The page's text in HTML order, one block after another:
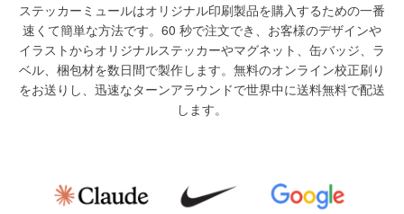
ステッカーミュールはオリジナル印刷製品を購入するための一番
速くて簡単な方法です。60 秒で注文でき、お客様のデザインや
イラストからオリジナルステッカーやマグネット、缶バッジ、ラ
ベル、梱包材を数日間で製作します。無料のオンライン校正刷り
をお送りし、迅速なターンアラウンドで世界中に送料無料で配送
します。